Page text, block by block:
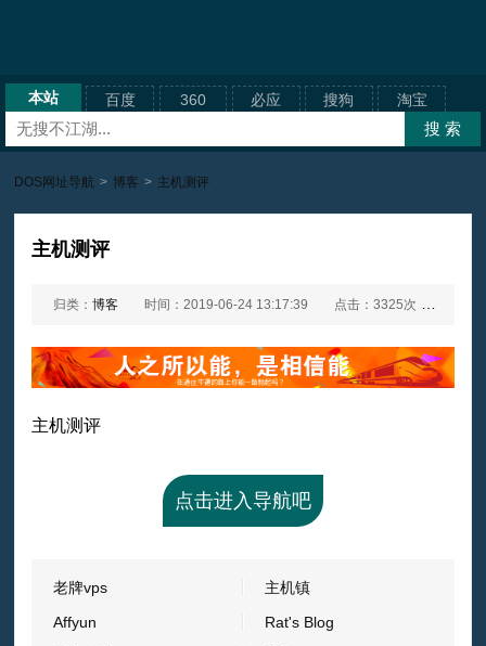
本站 百度 360 必应 搜狗 淘宝
DOS网址导航 > 博客 > 主机测评
主机测评
归类：博客 时间：2019-06-24 13:17:39 点击：3325次
主机测评
点击进入导航吧
老牌vps
主机镇
Affyun
Rat's Blog